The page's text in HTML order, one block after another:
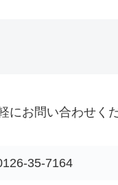
にお問い合わせく
35-7164